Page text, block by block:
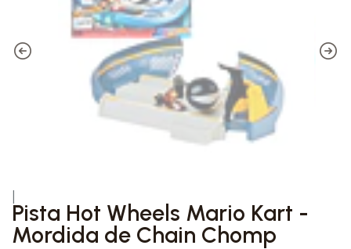
Pista Hot Wheels Mario Kart -
Mordida de Chain Chomp